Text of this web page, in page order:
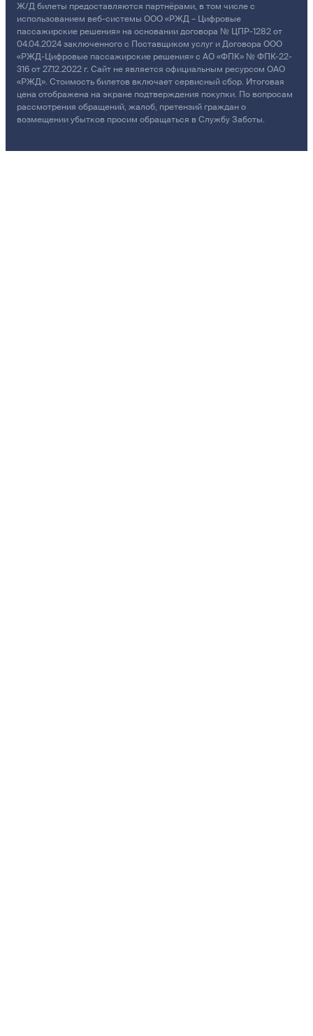
Ж/Д билеты предоставляются партнёрами, в том числе с
использованием веб-системы ООО «РЖД – Цифровые
пассажирские решения» на основании договора № ЦПР-1282 от
04.04.2024 заключенного с Поставщиком услуг и Договора ООО
«РЖД-Цифровые пассажирские решения» с АО «ФПК» № ФПК-22-
316 от 27.12.2022 г. Сайт не является официальным ресурсом ОАО
«РЖД». Стоимость билетов включает сервисный сбор. Итоговая
цена отображена на экране подтверждения покупки. По вопросам
рассмотрения обращений, жалоб, претензий граждан о
возмещении убытков просим обращаться в Службу Заботы.